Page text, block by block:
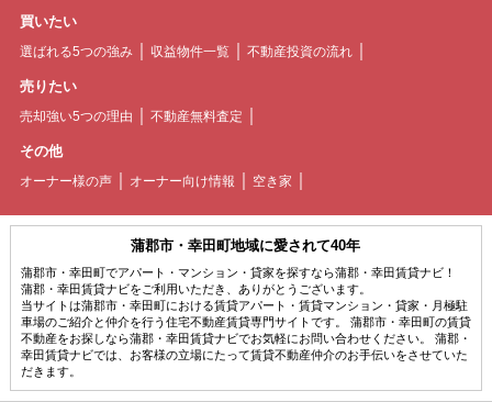
買いたい
選ばれる5つの強み 収益物件一覧 不動産投資の流れ
売りたい
売却強い5つの理由 不動産無料査定
その他
オーナー様の声 オーナー向け情報 空き家
蒲郡市・幸田町地域に愛されて40年
蒲郡市・幸田町でアパート・マンション・貸家を探すなら蒲郡・幸田賃貸ナビ！
蒲郡・幸田賃貸ナビをご利用いただき、ありがとうございます。
当サイトは蒲郡市・幸田町における賃貸アパート・賃貸マンション・貸家・月極駐
車場のご紹介と仲介を行う住宅不動産賃貸専門サイトです。 蒲郡市・幸田町の賃貸
不動産をお探しなら蒲郡・幸田賃貸ナビでお気軽にお問い合わせください。 蒲郡・
幸田賃貸ナビでは、お客様の立場にたって賃貸不動産仲介のお手伝いをさせていた
だきます。